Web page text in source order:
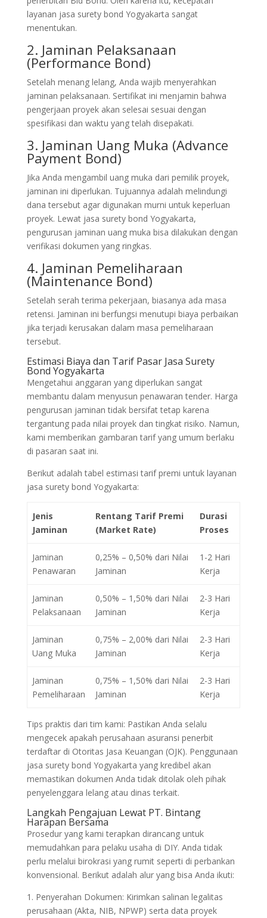
layanan jasa surety bond Yogyakarta sangat
menentukan.
2. Jaminan Pelaksanaan
(Performance Bond)
Setelah menang lelang, Anda wajib menyerahkan
jaminan pelaksanaan. Sertifikat ini menjamin bahwa
pengerjaan proyek akan selesai sesuai dengan
spesifikasi dan waktu yang telah disepakati.
3. Jaminan Uang Muka (Advance
Payment Bond)
Jika Anda mengambil uang muka dari pemilik proyek,
jaminan ini diperlukan. Tujuannya adalah melindungi
dana tersebut agar digunakan murni untuk keperluan
proyek. Lewat jasa surety bond Yogyakarta,
pengurusan jaminan uang muka bisa dilakukan dengan
verifikasi dokumen yang ringkas.
4. Jaminan Pemeliharaan
(Maintenance Bond)
Setelah serah terima pekerjaan, biasanya ada masa
retensi. Jaminan ini berfungsi menutupi biaya perbaikan
jika terjadi kerusakan dalam masa pemeliharaan
tersebut.
Estimasi Biaya dan Tarif Pasar Jasa Surety
Bond Yogyakarta
Mengetahui anggaran yang diperlukan sangat
membantu dalam menyusun penawaran tender. Harga
pengurusan jaminan tidak bersifat tetap karena
tergantung pada nilai proyek dan tingkat risiko. Namun,
kami memberikan gambaran tarif yang umum berlaku
di pasaran saat ini.
Berikut adalah tabel estimasi tarif premi untuk layanan
jasa surety bond Yogyakarta:
Jenis
Jaminan
Rentang Tarif Premi
(Market Rate)
Durasi
Proses
Jaminan
Penawaran
0,25% – 0,50% dari Nilai
Jaminan
1-2 Hari
Kerja
Jaminan
Pelaksanaan
0,50% – 1,50% dari Nilai
Jaminan
2-3 Hari
Kerja
Jaminan
Uang Muka
0,75% – 2,00% dari Nilai
Jaminan
2-3 Hari
Kerja
Jaminan
Pemeliharaan
0,75% – 1,50% dari Nilai
Jaminan
2-3 Hari
Kerja
Tips praktis dari tim kami: Pastikan Anda selalu
mengecek apakah perusahaan asuransi penerbit
terdaftar di Otoritas Jasa Keuangan (OJK). Penggunaan
jasa surety bond Yogyakarta yang kredibel akan
memastikan dokumen Anda tidak ditolak oleh pihak
penyelenggara lelang atau dinas terkait.
Langkah Pengajuan Lewat PT. Bintang
Harapan Bersama
Prosedur yang kami terapkan dirancang untuk
memudahkan para pelaku usaha di DIY. Anda tidak
perlu melalui birokrasi yang rumit seperti di perbankan
konvensional. Berikut adalah alur yang bisa Anda ikuti:
1. Penyerahan Dokumen: Kirimkan salinan legalitas
perusahaan (Akta, NIB, NPWP) serta data proyek